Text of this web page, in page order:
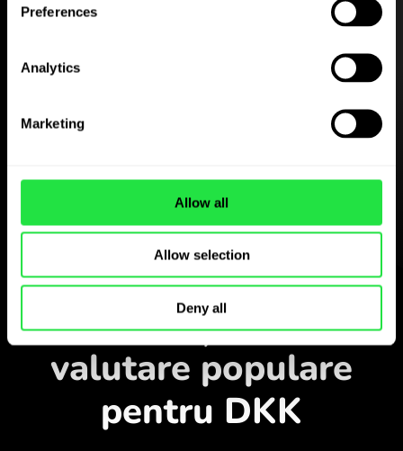
Preferences
Analytics
Marketing
Allow all
Allow selection
Deny all
aplicația ZEN.COM
Descărcați aplicația
și înregistrați-vă în câteva
minute.
Schimbați în aplicație
Monitorizați perechile
valutare populare
pentru DKK